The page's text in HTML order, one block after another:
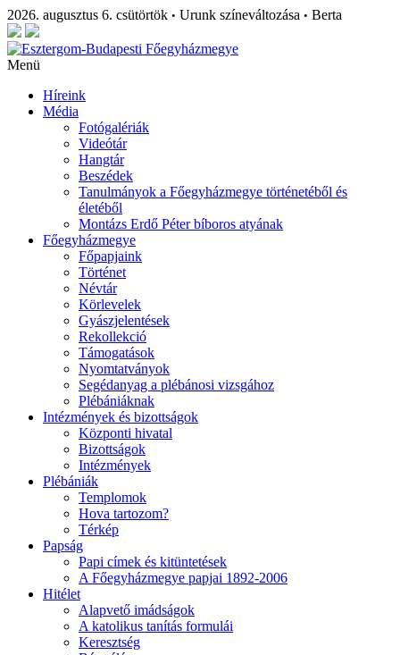
2026. augusztus 6. csütörtök • Urunk színeváltozása • Berta
Menü
Híreink
Média
Fotógalériák
Videótár
Hangtár
Beszédek
Tanulmányok a Főegyházmegye történetéből és
életéből
Montázs Erdő Péter bíboros atyának
Főegyházmegye
Főpapjaink
Történet
Névtár
Körlevelek
Gyászjelentések
Rekollekció
Támogatások
Nyomtatványok
Segédanyag a plébánosi vizsgához
Plébániáknak
Intézmények és bizottságok
Központi hivatal
Bizottságok
Intézmények
Plébániák
Templomok
Hova tartozom?
Térkép
Papság
Papi címek és kitüntetések
A Főegyházmegye papjai 1892-2006
Hitélet
Alapvető imádságok
A katolikus tanítás formulái
Keresztség